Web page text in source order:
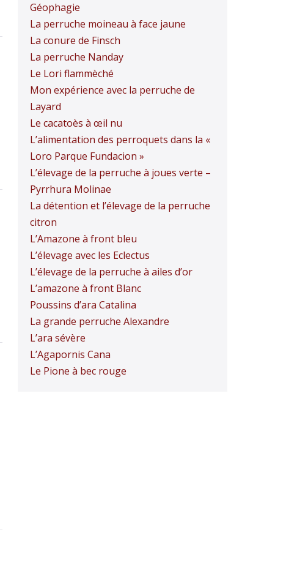
Géophagie
La perruche moineau à face jaune
La conure de Finsch
La perruche Nanday
Le Lori flammèché
Mon expérience avec la perruche de
Layard
Le cacatoès à œil nu
L’alimentation des perroquets dans la «
Loro Parque Fundacion »
L’élevage de la perruche à joues verte –
Pyrrhura Molinae
La détention et l’élevage de la perruche
citron
L’Amazone à front bleu
L’élevage avec les Eclectus
L’élevage de la perruche à ailes d’or
L’amazone à front Blanc
Poussins d’ara Catalina
La grande perruche Alexandre
L’ara sévère
L’Agapornis Cana
Le Pione à bec rouge